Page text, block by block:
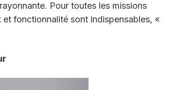
rayonnante. Pour toutes les missions
et fonctionnalité sont indispensables, «